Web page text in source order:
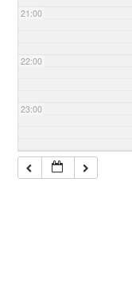
21:00
22:00
23:00